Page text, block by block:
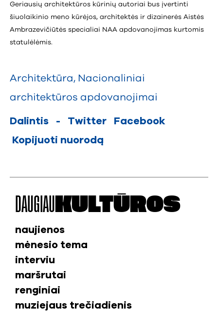
Geriausių architektūros kūrinių autoriai bus įvertinti
šiuolaikinio meno kūrėjos, architektės ir dizainerės Aistės
Ambrazevičiūtės specialiai NAA apdovanojimas kurtomis
statulėlėmis.
Architektūra, Nacionaliniai
architektūros apdovanojimai
Dalintis - Twitter
Facebook
Kopijuoti nuorodą
DAUGIAU KULTŪROS
naujienos
mėnesio tema
interviu
maršrutai
renginiai
muziejaus trečiadienis